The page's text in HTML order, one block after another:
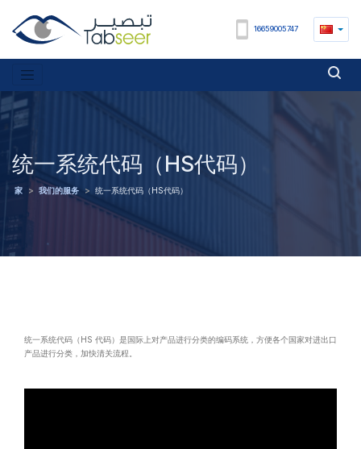
16659005747
统一系统代码（HS代码）
家 > 我们的服务 > 统一系统代码（HS代码）
统一系统代码（HS 代码）是国际上对产品进行分类的编码系统，方便各个国家对进出口
产品进行分类，加快清关流程。